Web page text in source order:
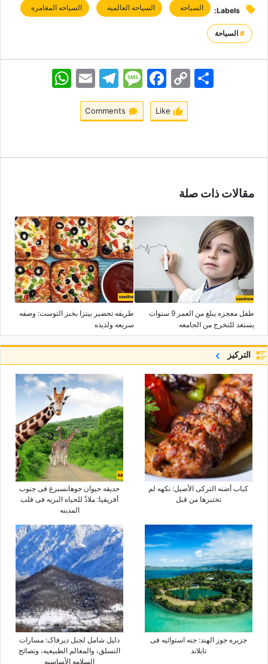
Labels: السیاحه السیاحه العالمیه السیاحه المغامره
# السياحة
WhatsApp EmailTelegramMessageFacebook Copy
Link
اشتراک
Like
Comments
مقالات ذات صلة
طفل معجزه یبلغ من العمر 9 سنوات
یستعد للتخرج من الجامعه
طریقه تحضیر بیتزا بخبز التوست: وصفه
سریعه ولذیذه
التركيز
کباب أضنه الترکی الأصیل: نکهه لم
تختبرها من قبل
حدیقه حیوان جوهانسبرغ فی جنوب
أفریقیا: ملاذٌ للحیاه البریه فی قلب
المدینه
جزیره جوز الهند: جنه استوائیه فی
تایلاند
دلیل شامل لجبل دیرفاک: مسارات
التسلق، والمعالم الطبیعیه، ونصائح
السلامه الأساسیه